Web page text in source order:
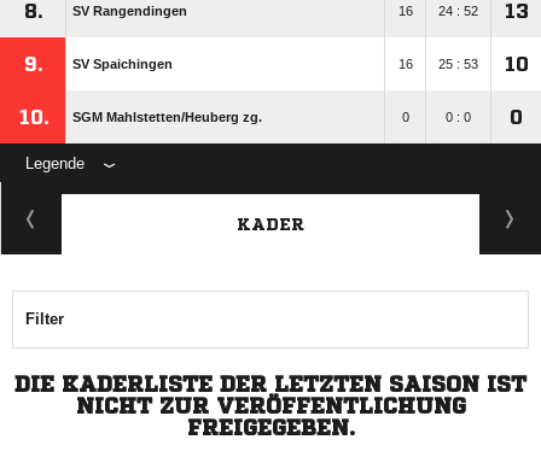
8. SV Rangendingen 16 24 : 52 13
9. SV Spaichingen 16 25 : 53 10
10. SGM Mahlstetten/​Heuberg zg. 0 0 : 0 0
Legende
KADER
Filter
DIE KADERLISTE DER LETZTEN SAISON IST
NICHT ZUR VERÖFFENTLICHUNG
FREIGEGEBEN.